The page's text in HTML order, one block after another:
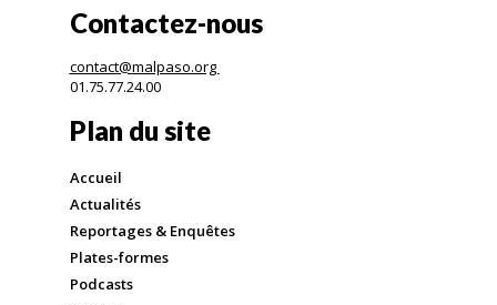
Contactez-nous
contact@malpaso.org
01.75.77.24.00
Plan du site
Accueil
Actualités
Reportages & Enquêtes
Plates-formes
Podcasts